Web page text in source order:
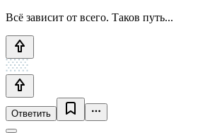
Всё зависит от всего. Таков путь...
Ответить